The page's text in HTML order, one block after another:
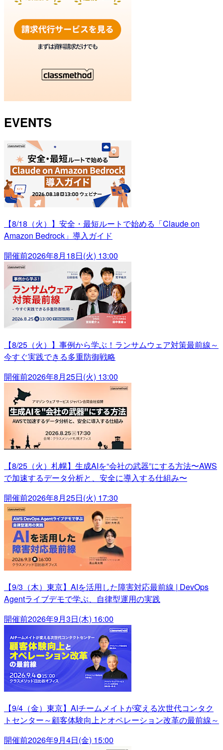
EVENTS
【8/18（火）】安全・最短ルートで始める「Claude on
Amazon Bedrock」導入ガイド
開催前2026年8月18日(火) 13:00
【8/25（火）】事例から学ぶ！ランサムウェア対策最前線～
今すぐ実践できる多重防御戦略
開催前2026年8月25日(火) 13:00
【8/25（火）札幌】生成AIを“会社の武器”にする方法〜AWS
で加速するデータ分析と、安全に導入する仕組み〜
開催前2026年8月25日(火) 17:30
【9/3（木）東京】AIを活用した障害対応最前線 | DevOps
Agentライブデモで学ぶ、自律型運用の実践
開催前2026年9月3日(木) 16:00
【9/4（金）東京】AIチームメイトが変える次世代コンタク
トセンター～顧客体験向上とオペレーション改革の最前線～
開催前2026年9月4日(金) 15:00